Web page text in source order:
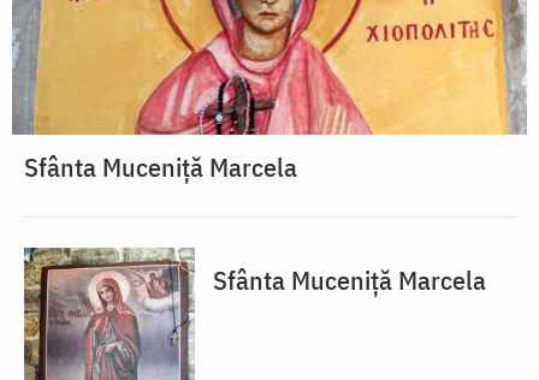
Sfânta Muceniță Marcela
Sfânta Muceniță Marcela